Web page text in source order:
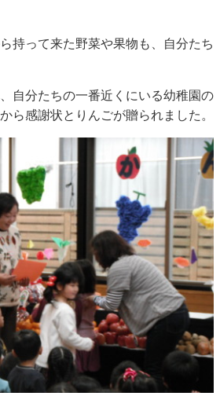
持って来た野菜や果物も、自分たち
自分たちの一番近くにいる幼稚園の
ら感謝状とりんごが贈られました。